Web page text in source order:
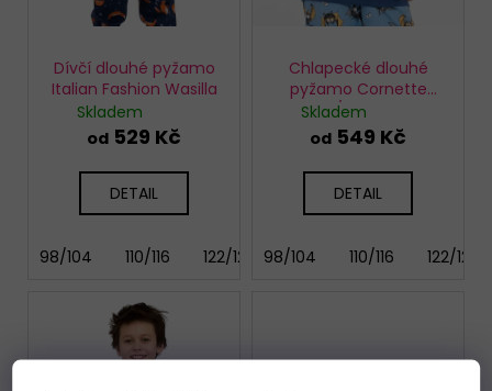
Dívčí dlouhé pyžamo
Italian Fashion Wasilla
Skladem
od 529 Kč
DETAIL
98/104 110/116 122/128 134/140
Chlapecké dlouhé
pyžamo Cornette
593/188 Bat 3
Skladem
od 549 Kč
DETAIL
98/104 110/116 122/128